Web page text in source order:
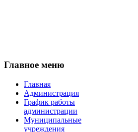
Главное меню
Главная
Администрация
График работы
администрации
Муниципальные
учреждения